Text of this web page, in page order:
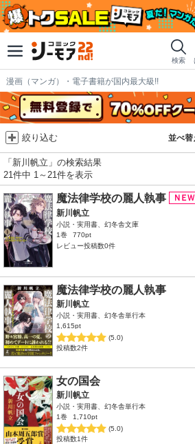
検索
漫画（マンガ）・電子書籍が国内最大級!!
並べ替
絞り込む
「新川帆立」の検索結果
21件中 1～21件を表示
魔法律学校の麗人執事
新川帆立
小説・実用書、幻冬舎文庫
1巻
770pt
レビュー投稿数0件
魔法律学校の麗人執事
新川帆立
小説・実用書、幻冬舎単行本
1,615pt
(5.0)
投稿数2件
女の国会
新川帆立
小説・実用書、幻冬舎単行本
1巻
1,710pt
(5.0)
投稿数1件